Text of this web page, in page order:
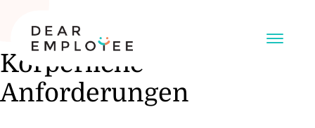
Körperliche
Anforderungen